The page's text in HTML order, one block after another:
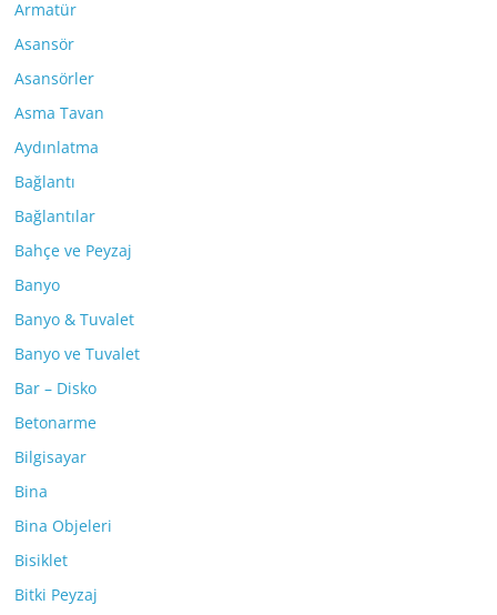
Armatür
Asansör
Asansörler
Asma Tavan
Aydınlatma
Bağlantı
Bağlantılar
Bahçe ve Peyzaj
Banyo
Banyo & Tuvalet
Banyo ve Tuvalet
Bar – Disko
Betonarme
Bilgisayar
Bina
Bina Objeleri
Bisiklet
Bitki Peyzaj